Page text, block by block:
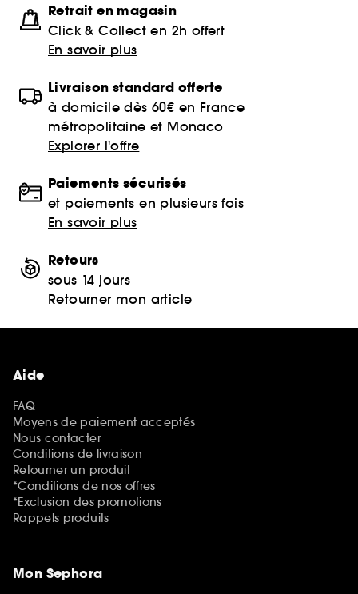
Retrait en magasin
Click & Collect en 2h offert
En savoir plus
Livraison standard offerte
à domicile dès 60€ en France
métropolitaine et Monaco
Explorer l'offre
Paiements sécurisés
et paiements en plusieurs fois
En savoir plus
Retours
sous 14 jours
Retourner mon article
Aide
FAQ
Moyens de paiement acceptés
Nous contacter
Conditions de livraison
Retourner un produit
*Conditions de nos offres
*Exclusion des promotions
Rappels produits
Mon Sephora